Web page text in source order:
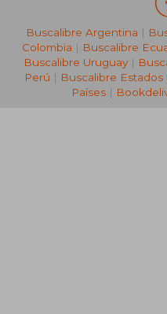
₡
Buscalibre Argentina |
Colombia | Buscalibre
Buscalibre Uruguay|
Perú | Buscalibre Estados
Países |